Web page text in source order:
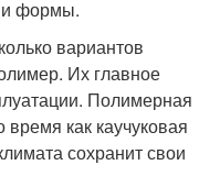
и формы.
вариантов
Их главное
Полимерная
время как каучуковая
сохранит свои